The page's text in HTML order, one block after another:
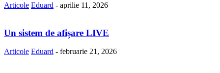
Articole Eduard - aprilie 11, 2026
Un sistem de afișare LIVE
Articole Eduard - februarie 21, 2026